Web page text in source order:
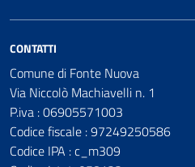
CONTATTI
Comune di Fonte Nuova
Via Niccolò Machiavelli n. 1
P.iva : 06905571003
Codice fiscale : 97249250586
Codice IPA : c_m309